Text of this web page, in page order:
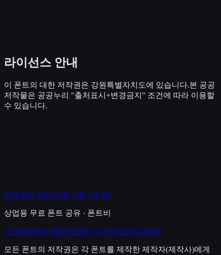
라이선스 안내
이 폰트의 대한 저작권은 강원특별자치도에 있습니다.본 공공
저작물은 공공누리 "출처표시+변경금지" 조건에 따라 이용할
수 있습니다.
다운로드 페이지로 이동 (새 창)
상업용 무료 폰트 공유 · 폰트비
소개 자주묻는질문제보하기 개인정보처리방침
모든 폰트의 저작권은 각 폰트를 제작한 제작자(제작사)에게